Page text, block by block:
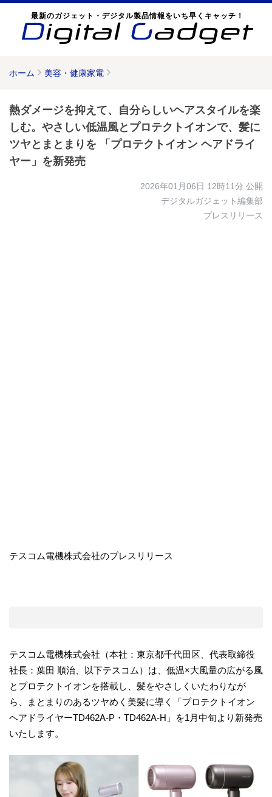
最新のガジェット・デジタル製品情報をいち早くキャッチ！
ホーム 美容・健康家電
熱ダメージを抑えて、自分らしいヘアスタイルを楽
しむ。やさしい低温風とプロテクトイオンで、髪に
ツヤとまとまりを 「プロテクトイオン ヘアドライ
ヤー」を新発売
2026年01月06日 12時11分 公開
デジタルガジェット編集部
プレスリリース
テスコム電機株式会社のプレスリリース
テスコム電機株式会社（本社：東京都千代田区、代表取締役
社長：葉田 順治、以下テスコム）は、低温×大風量の広がる風
とプロテクトイオンを搭載し、髪をやさしくいたわりなが
ら、まとまりのあるツヤめく美髪に導く「プロテクトイオン
ヘアドライヤーTD462A-P・TD462A-H」を1月中旬より新発売
いたします。